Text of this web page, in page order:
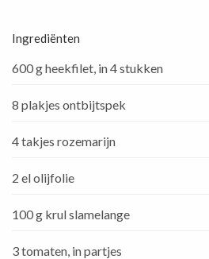
Ingrediënten
600 g heekfilet, in 4 stukken
8 plakjes ontbijtspek
4 takjes rozemarijn
2 el olijfolie
100 g krul slamelange
3 tomaten, in partjes